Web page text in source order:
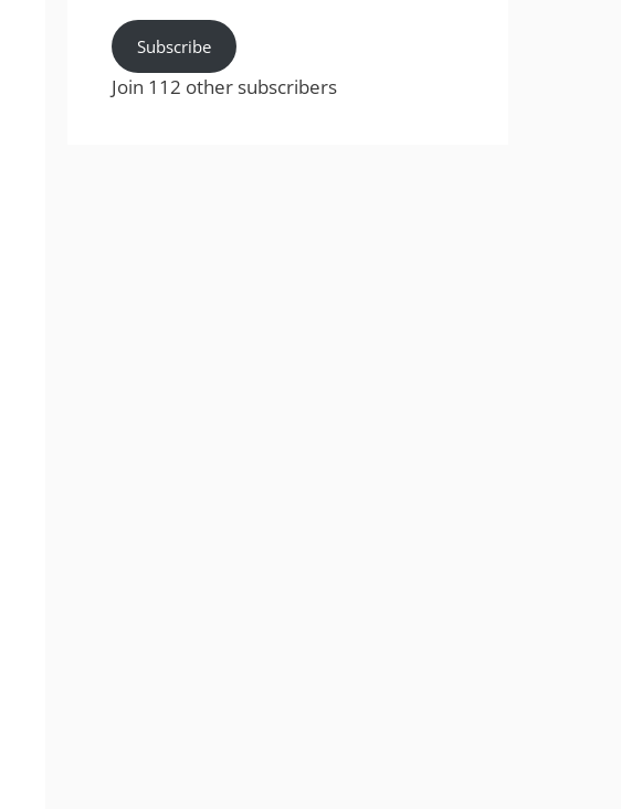
Subscribe
Join 112 other subscribers